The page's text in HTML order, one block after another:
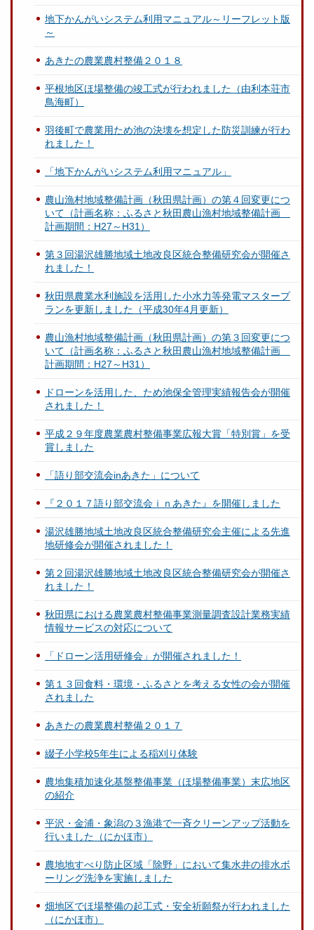
地下かんがいシステム利用マニュアル～リーフレット版
～
あきたの農業農村整備２０１８
平根地区ほ場整備の竣工式が行われました（由利本荘市
鳥海町）
羽後町で農業用ため池の決壊を想定した防災訓練が行わ
れました！
「地下かんがいシステム利用マニュアル」
農山漁村地域整備計画（秋田県計画）の第４回変更につ
いて（計画名称：ふるさと秋田農山漁村地域整備計画
計画期間：H27～H31）
第３回湯沢雄勝地域土地改良区統合整備研究会が開催さ
れました！
秋田県農業水利施設を活用した小水力等発電マスタープ
ランを更新しました（平成30年4月更新）
農山漁村地域整備計画（秋田県計画）の第３回変更につ
いて（計画名称：ふるさと秋田農山漁村地域整備計画
計画期間：H27～H31）
ドローンを活用した、ため池保全管理実績報告会が開催
されました！
平成２９年度農業農村整備事業広報大賞「特別賞」を受
賞しました
「語り部交流会inあきた」について
『２０１７語り部交流会ｉｎあきた』を開催しました
湯沢雄勝地域土地改良区統合整備研究会主催による先進
地研修会が開催されました！
第２回湯沢雄勝地域土地改良区統合整備研究会が開催さ
れました！
秋田県における農業農村整備事業測量調査設計業務実績
情報サービスの対応について
「ドローン活用研修会」が開催されました！
第１３回食料・環境・ふるさとを考える女性の会が開催
されました
あきたの農業農村整備２０１７
綴子小学校5年生による稲刈り体験
農地集積加速化基盤整備事業（ほ場整備事業）末広地区
の紹介
平沢・金浦・象潟の３漁港で一斉クリーンアップ活動を
行いました（にかほ市）
農地地すべり防止区域「除野」において集水井の排水ボ
ーリング洗浄を実施しました
畑地区でほ場整備の起工式・安全祈願祭が行われました
（にかほ市）